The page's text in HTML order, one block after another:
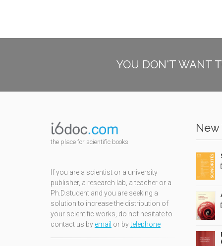
YOU DON'T WANT
the place for scientific books
If you are a scientist or a university
publisher, a research lab, a teacher or a
Ph.D.student and you are seeking a
solution to increase the distribution of
your scientific works, do not hesitate to
contact us by email or bytelephone
New